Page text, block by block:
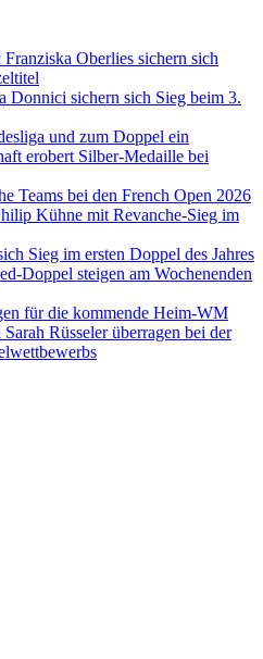
Oberlies sichern sich
Donnici sichern sich Sieg beim 3.
und zum Doppel ein
erobert Silber-Medaille bei
Teams bei den French Open 2026
Kühne mit Revanche-Sieg im
Sieg im ersten Doppel des Jahres
Doppel steigen am Wochenenden
für die kommende Heim-WM
Rüsseler überragen bei der